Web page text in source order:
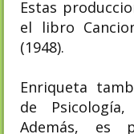
Estas
el libro
(1948).
Enriqueta
de
Además, es